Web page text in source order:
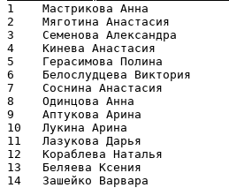
1    Мастрикова Анна
2    Мяготина Анастасия
3    Семенова
4    Кинева Анастасия
5    Герасимова Полина
6    Белослудцева
7    Соснина Анастасия
8    Одинцова Анна
9    Аптукова Арина
10   Лукина Арина
11   Лазукова Дарья
12   Кораблева Наталья
13   Беляева Ксения
14   Зашейко Варвара